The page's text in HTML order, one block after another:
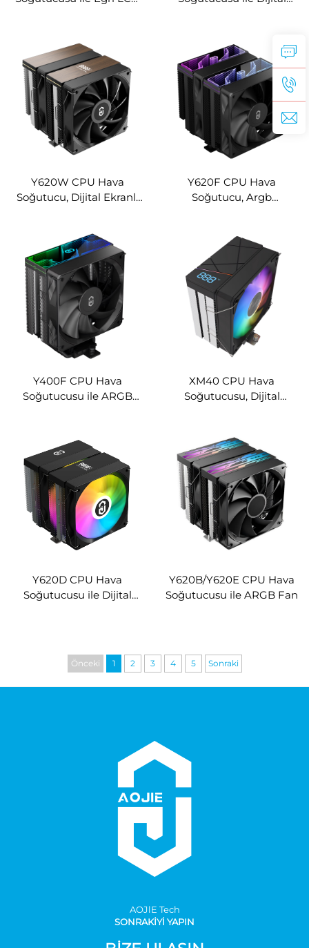
Y620W CPU Hava
Soğutucu, Dijital Ekranlı
Y620F CPU Hava
Soğutucu, Argb
Y400F CPU Hava
Soğutucusu ile ARGB
XM40 CPU Hava
Soğutucusu, Dijital
Y620D CPU Hava
Soğutucusu ile Dijital
Y620B/Y620E CPU Hava
Soğutucusu ile ARGB Fan
Önceki 1 2 3 4 5 Sonraki
AOJlE Tech
SONRAKİYİ YAPIN